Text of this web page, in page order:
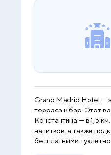
Grand Madrid Hotel —
терраса и бар. Этот
Константина — в 1,5
напитков, а также подключиться к бесплатному Wi-
бесплатными